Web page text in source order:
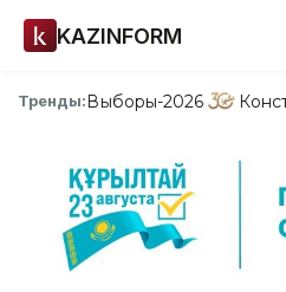
KAZINFORM
Тренды:Выборы-2026